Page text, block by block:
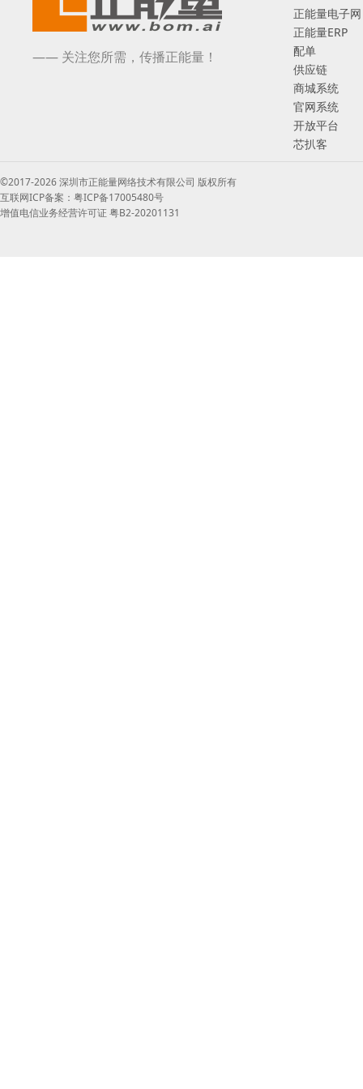
—— 关注您所需，传播正能量！
正能量电子网
正能量ERP
配单
供应链
商城系统
官网系统
开放平台
芯扒客
©2017-2026 深圳市正能量网络技术有限公司 版权所有
互联网ICP备案：粤ICP备17005480号
增值电信业务经营许可证 粤B2-20201131